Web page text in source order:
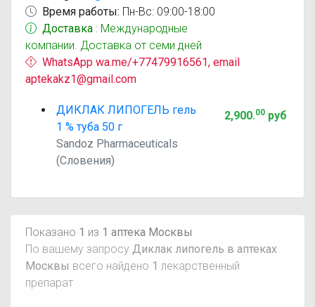
Время работы: Пн-Вс: 09:00-18:00
Доставка : Международные
компании. Доставка от семи дней
WhatsApp wa.me/+77479916561, email
aptekakz1@gmail.com
ДИКЛАК ЛИПОГЕЛЬ гель
1 % туба 50 г
Sandoz Pharmaceuticals
(Словения)
2,900.00руб
Показано 1 из 1 аптека Москвы
По вашему запросу Диклак липогель в аптеках
Москвы всего найдено 1 лекарственный
препарат